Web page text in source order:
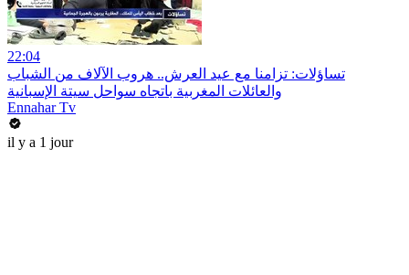
22:04
تساؤلات: تزامنا مع عيد العرش.. هروب الآلاف من الشباب
والعائلات المغربية باتجاه سواحل سيتة الإسبانية
Ennahar Tv
il y a 1 jour